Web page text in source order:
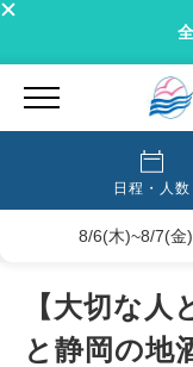
日程・人数
8/6(木)~8/7(金)
【大切な
と静岡の地